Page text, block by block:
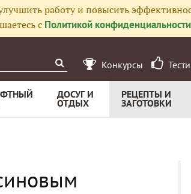
работу и повысить
с Политикой конфиденциальности
Конкурсы
ДОСУГ И
ОТДЫХ
РЕЦЕПТЫ И
ЗАГОТОВКИ